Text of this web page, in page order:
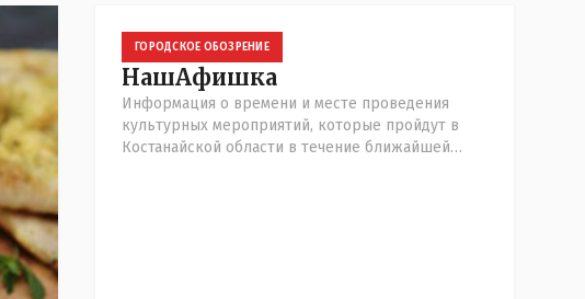
ГОРОДСКОЕ ОБОЗРЕНИЕ
НашАфишка
Информация о времени и месте проведения
культурных мероприятий, которые пройдут в
Костанайской области в течение ближайшей